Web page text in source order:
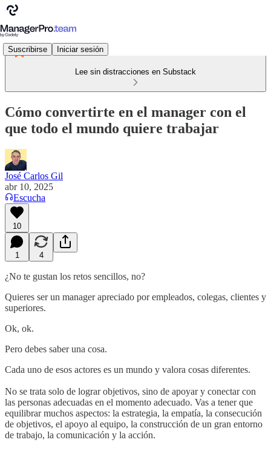
Suscribirse Iniciar sesión
Lee sin distracciones en Substack
Cómo convertirte en el manager con el
que todo el mundo quiere trabajar
José Carlos Gil
abr 10, 2025
Escucha
10
1 4
¿No te gustan los retos sencillos, no?
Quieres ser un manager apreciado por empleados, colegas, clientes y
superiores.
Ok, ok.
Pero debes saber una cosa.
Cada uno de esos actores es un mundo y valora cosas diferentes.
No se trata solo de lograr objetivos, sino de apoyar y conectar con
las personas adecuadas en el momento adecuado. Vas a tener que
equilibrar muchos aspectos: la estrategia, la empatía, la consecución
de objetivos, el apoyo al equipo, la construcción de un gran entorno
de trabajo, la comunicación y la acción.